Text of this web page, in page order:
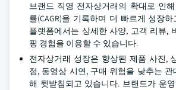
브랜드 직영 전자상거래의 확대로 인
률(CAGR)을 기록하며 더 빠르게 성장
플랫폼에서는 상세한 사양, 고객 리뷰,
핑 경험을 이용할 수 있습니다.
전자상거래 성장은 향상된 제품 사진,
점, 동영상 시연, 구매 위험을 낮추는
해 뒷받침되고 있습니다. 브랜드가 운